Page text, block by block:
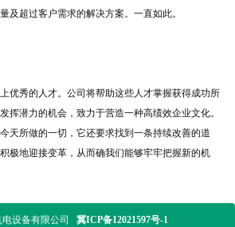
及超过客户需求的解决方案。一直如此。
优秀的人才。公司将帮助这些人才掌握获得成功所
挥潜力的机会，致力于营造一种高绩效企业文化。
天所做的一切，它还要求找到一条持续改善的道
极地迎接变革，从而确我们能够牢牢把握新的机
电设备有限公司 冀ICP备12021597号-1